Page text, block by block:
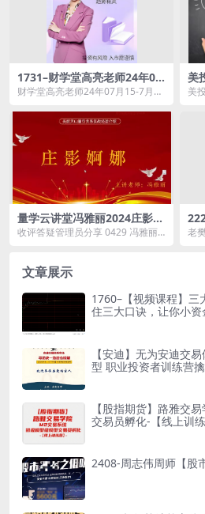
1731–财学堂高亮老师24年07
月15-7月21日5天小牛特训营
财学堂高亮老师24年07月15-7月21
美
美
量学云讲堂冯雅丽2024庄影婀
娜第2期课程正课系统课+收评
收评答疑管理员分享 0429 冯雅丽
樊
老
文章展示
1760–【视频课程】三
住三大口诀，让你小资
【安迪】无为安迪交
型 职业投资者训练营
【股指期货】路雅交
交易员孵化-【线上训练
2408-周志伟周师【股